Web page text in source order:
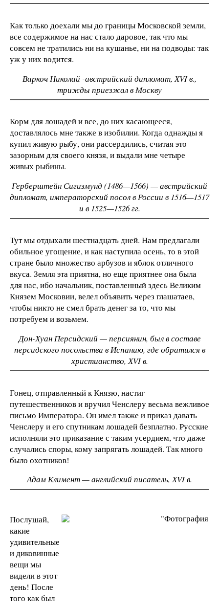
Как только доехали мы до границы Московской земли,
все содержимое на нас стало даровое, так что мы
совсем не тратились ни на кушанье, ни на подводы: так
уж у них водится.
Варкоч Николай -австрийский дипломат, ХVI в.,
трижды приезжал в Москву
Корм для лошадей и все, до них касающееся,
доставлялось мне также в изобилии. Когда однажды я
купил живую рыбу, они рассердились, считая это
зазорным для своего князя, и выдали мне четыре
живых рыбины.
Герберштейн Сигизмунд (1486—1566) — австрийский
дипломат, императорский посол в России в 1516—1517
и в 1525—1526 гг.
Тут мы отдыхали шестнадцать дней. Нам предлагали
обильное угощение, и как наступила осень, то в этой
стране было множество арбузов и яблок отличного
вкуса. Земля эта приятна, но еще приятнее она была
для нас, ибо начальник, поставленный здесь Великим
Князем Московии, велел объявить через глашатаев,
чтобы никто не смел брать денег за то, что мы
потребуем и возьмем.
Дон-Хуан Персидский — персиянин, был в составе
персидского посольства в Испанию, где обратился в
христианство, ХVI в.
Гонец, отправленный к Князю, настиг
путешественников и вручил Ченслеру весьма вежливое
письмо Императора. Он имел также и приказ давать
Ченслеру и его спутникам лошадей безплатно. Русские
исполняли это приказание с таким усердием, что даже
случались споры, кому запрягать лошадей. Так много
было охотников!
Адам Климент — английский писатель, ХVI в.
Послушай,
какие
удивительные
и диковинные
вещи мы
видели в этот
день! После
того как был